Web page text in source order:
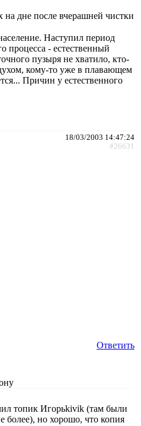
на дне после вчерашней чистки
Наступил период
процесса - естественный
пузыря не хватило, кто-
кому-то уже в плавающем
Причин у естественного
18/03/2003 14:47:24
#26631
Ответить
топик Игорьkivik (там были
более), но хорошо, что копия